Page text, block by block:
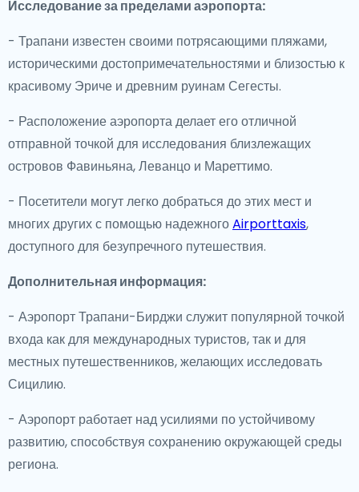
Исследование за пределами аэропорта:
- Трапани известен своими потрясающими пляжами,
историческими достопримечательностями и близостью к
красивому Эриче и древним руинам Сегесты.
- Расположение аэропорта делает его отличной
отправной точкой для исследования близлежащих
островов Фавиньяна, Леванцо и Мареттимо.
- Посетители могут легко добраться до этих мест и
многих других с помощью надежногоAirporttaxis,
доступного для безупречного путешествия.
Дополнительная информация:
- Аэропорт Трапани-Бирджи служит популярной точкой
входа как для международных туристов, так и для
местных путешественников, желающих исследовать
Сицилию.
- Аэропорт работает над усилиями по устойчивому
развитию, способствуя сохранению окружающей среды
региона.